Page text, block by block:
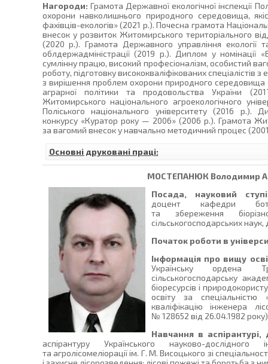
Нагороди: Грамота Державної екологічної інспекції
охорони навколишнього природного середовища,
фахівців-екологів» (2021 р.). Почесна грамота
внесок у розвиток Житомирського територіального
(2020 р.). Грамота Державного управління екології
облдержадміністрації (2019 р.). Диплом у номінації
сумлінну працю, високий професіоналізм, особистий
роботу, підготовку висококваліфікованих спеціалістів з
з вирішення проблем охорони природного середовища
аграрної політики та продовольства України
Житомирського національного агроекологічного
Поліського національного університету (2016 р.).
конкурсу «Куратор року — 2006» (2006 р.). Грамота
за вагомий внесок у навчально методичний процес
Основні друковані праці:
МОСТЕПАНЮК Володимир
Посада, науковий
доцент кафедри
та збереження
сільськогосподарських наук,
Початок роботи в
Інформація про вищу
Українську ордена
сільськогосподарську
біоресурсів і
освіту за
кваліфікацію інженера
№ 128652 від 26.04.1982
Навчання в аспірантурі,
аспірантуру Українського науково-дослідного
та агролісомеліорації ім. Г. М. Висоцького зі